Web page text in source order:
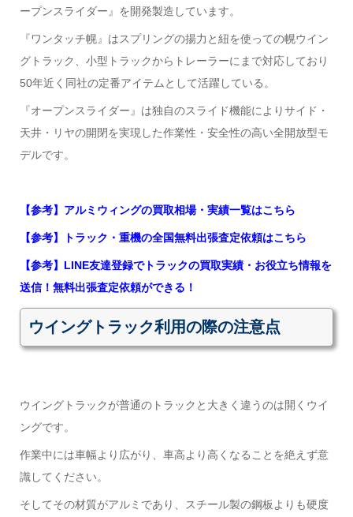
ープンスライダー』を開発製造しています。
『ワンタッチ幌』はスプリングの揚力と紐を使っての幌ウイン
グトラック、小型トラックからトレーラーにまで対応しており
50年近く同社の定番アイテムとして活躍している。
『オープンスライダー』は独自のスライド機能によりサイド・
天井・リヤの開閉を実現した作業性・安全性の高い全開放型モ
デルです。
【参考】アルミウィングの買取相場・実績一覧はこちら
【参考】トラック・重機の全国無料出張査定依頼はこちら
【参考】LINE友達登録でトラックの買取実績・お役立ち情報を
送信！無料出張査定依頼ができる！
ウイングトラック利用の際の注意点
ウイングトラックが普通のトラックと大きく違うのは開くウイ
ングです。
作業中には車幅より広がり、車高より高くなることを絶えず意
識してください。
そしてその材質がアルミであり、スチール製の鋼板よりも硬度